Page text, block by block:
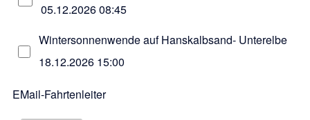
05.12.2026 08:45
Wintersonnenwende auf Hanskalbsand- Unterelbe
18.12.2026 15:00
EMail-Fahrtenleiter